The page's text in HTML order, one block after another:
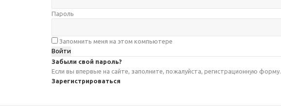
Пароль
Запомнить меня на этом компьютере
Забыли свой пароль?
Если вы впервые на сайте, заполните, пожалуйста, регистрационную форму.
Зарегистрироваться